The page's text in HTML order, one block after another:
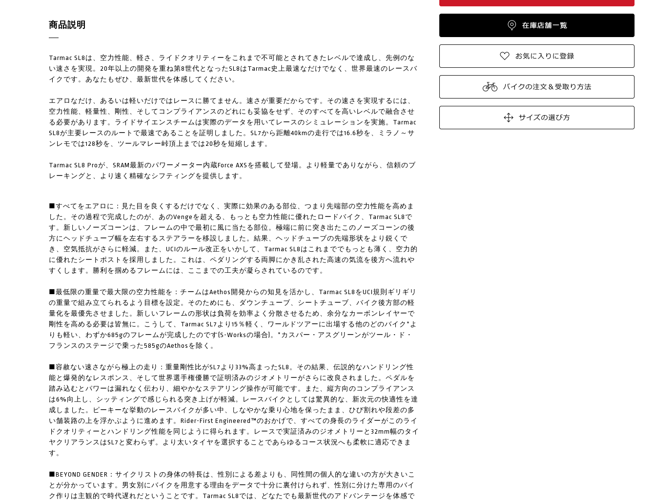
商品説明
Tarmac SL8は、空力性能、軽さ、ライドクオリティーをこれまで不可能とされてきたレベルで達成し、先例のな
い速さを実現。20年以上の開発を重ね第8世代となったSL8はTarmac史上最速なだけでなく、世界最速のレースバ
イクです。あなたもぜひ、最新世代を体感してください。
エアロなだけ、あるいは軽いだけではレースに勝てません。速さが重要だからです。その速さを実現するには、
空力性能、軽量性、剛性、そしてコンプライアンスのどれにも妥協をせず、そのすべてを高いレベルで融合させ
る必要があります。ライドサイエンスチームは実際のデータを用いてレースのシミュレーションを実施。Tarmac
SL8が主要レースのルートで最速であることを証明しました。SL7から距離40kmの走行では16.6秒を、ミラノ～サ
ンレモでは128秒を、ツールマレー峠頂上までは20秒を短縮します。
Tarmac SL8 Proが、SRAM最新のパワーメーター内蔵Force AXSを搭載して登場。より軽量でありながら、信頼のブ
レーキングと、より速く精確なシフティングを提供します。
■すべてをエアロに：見た目を良くするだけでなく、実際に効果のある部位、つまり先端部の空力性能を高めま
した。その過程で完成したのが、あのVengeを超える、もっとも空力性能に優れたロードバイク、Tarmac SL8で
す。新しいノーズコーンは、フレームの中で最初に風に当たる部位。極端に前に突き出たこのノーズコーンの後
方にヘッドチューブ幅を左右するステアラーを移設しました。結果、ヘッドチューブの先端形状をより鋭くで
き、空気抵抗がさらに軽減。また、UCIのルール改正をいかして、Tarmac SL8はこれまででもっとも薄く、空力的
に優れたシートポストを採用しました。これは、ペダリングする両脚にかき乱された高速の気流を後方へ流れや
すくします。勝利を掴めるフレームには、ここまでの工夫が凝らされているのです。
■最低限の重量で最大限の空力性能を：チームはAethos開発からの知見を活かし、Tarmac SL8をUCI規則ギリギリ
の重量で組み立てられるよう目標を設定。そのためにも、ダウンチューブ、シートチューブ、バイク後方部の軽
量化を最優先させました。新しいフレームの形状は負荷を効率よく分散させるため、余分なカーボンレイヤーで
剛性を高める必要は皆無に。こうして、Tarmac SL7より15％軽く、ワールドツアーに出場する他のどのバイク*よ
りも軽い、わずか685gのフレームが完成したのです(S-Worksの場合)。*カスパー・アスグリーンがツール・ド・
フランスのステージで乗った585gのAethosを除く。
■容赦ない速さながら極上の走り：重量剛性比がSL7より33%高まったSL8。その結果、伝説的なハンドリング性
能と爆発的なレスポンス、そして世界選手権優勝で証明済みのジオメトリーがさらに改良されました。ペダルを
踏み込むとパワーは漏れなく伝わり、細やかなステアリング操作が可能です。また、縦方向のコンプライアンス
は6%向上し、シッティングで感じられる突き上げが軽減。レースバイクとしては驚異的な、新次元の快適性を達
成しました。ピーキーな挙動のレースバイクが多い中、しなやかな乗り心地を保ったまま、ひび割れや段差の多
い舗装路の上を浮かぶように進めます。Rider-First Engineered™のおかげで、すべての身長のライダーがこのライ
ドクオリティーとハンドリング性能を同じように得られます。レースで実証済みのジオメトリーと32mm幅のタイ
ヤクリアランスはSL7と変わらず。より太いタイヤを選択することであらゆるコース状況へも柔軟に適応できま
す。
■BEYOND GENDER：サイクリストの身体の特長は、性別による差よりも、同性間の個人的な違いの方が大きいこ
とが分かっています。男女別にバイクを用意する理由をデータで十分に裏付けられず、性別に分けた専用のバイ
ク作りは主観的で時代遅れだということです。Tarmac SL8では、どなたでも最新世代のアドバンテージを体感で